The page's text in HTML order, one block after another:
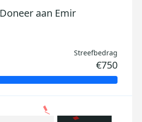
Doneer aan Emir
Streefbedrag
€750